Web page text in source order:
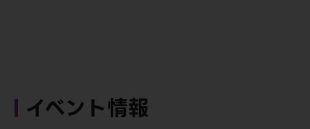
イベント情報